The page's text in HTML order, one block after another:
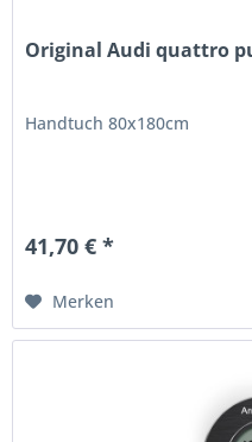
Original Audi quattro
Handtuch 80x180cm
41,70 € *
Merken